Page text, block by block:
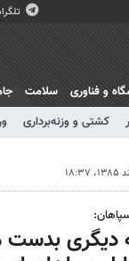
و فناوری سلامت
کشتی و وزنه‌برداری
دیگری